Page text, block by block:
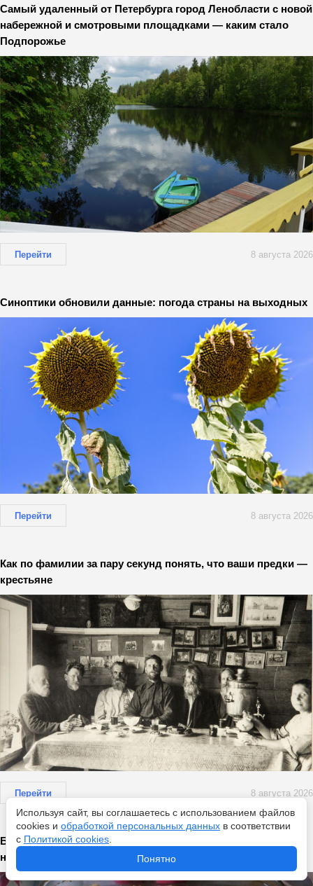
Самый удаленный от Петербурга город Ленобласти с новой
набережной и смотровыми площадками — каким стало
Подпорожье
Перейти 8 августа 2026
Синоптики обновили данные: погода страны на выходных
Перейти 8 августа 2026
Как по фамилии за пару секунд понять, что ваши предки —
крестьяне
Перейти 8 августа 2026
Беру 3 яблока: потрясающий пирог на всю неделю готов –
на аромат сбегутся соседи
Используя сайт, вы соглашаетесь с использованием файлов
cookies и обработкой персональных данных в соответствии
с Политикой cookies
Понятно